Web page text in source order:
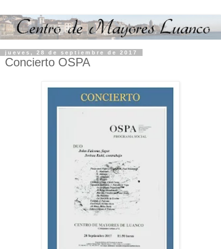
jueves, 28 de septiembre de 2017
Concierto OSPA